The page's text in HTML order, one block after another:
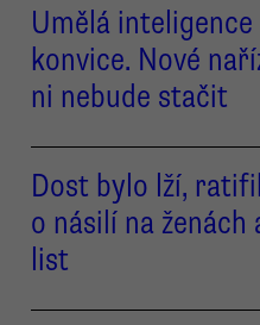
Umělá
konvice. Nové
ni nebude stačit
Dost bylo lží,
o násilí na
list